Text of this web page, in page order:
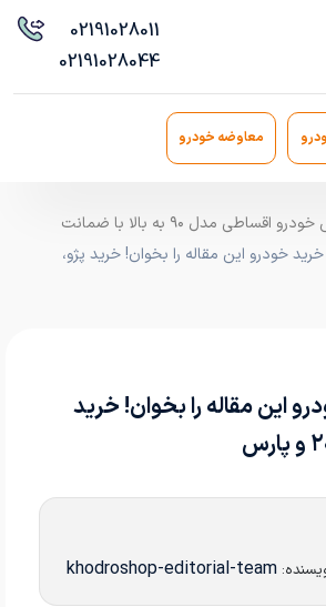
02191028011
02191028044
معاوضه خودرو
خودرو شاپ، خرید و فروش خودرو اقساطی مدل ۹۰ به بالا با ضمانت
خرید خودرو این مقاله را بخوان! خرید پژو،
این مقاله را بخوان! خرید
khodroshop-editorial-team